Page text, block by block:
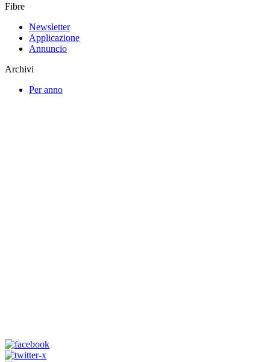
Fibre
Newsletter
Applicazione
Annuncio
Archivi
Per anno